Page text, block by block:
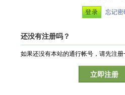
忘记密
还没有注册吗？
如果还没有本站的通行帐号，请先注册
立即注册